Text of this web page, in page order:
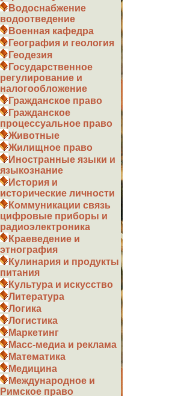
Водоснабжение
водоотведение
Военная кафедра
География и геология
Геодезия
Государственное
регулирование и
налогообложение
Гражданское право
Гражданское
процессуальное право
Животные
Жилищное право
Иностранные языки и
языкознание
История и
исторические личности
Коммуникации связь
цифровые приборы и
радиоэлектроника
Краеведение и
этнография
Кулинария и продукты
питания
Культура и искусство
Литература
Логика
Логистика
Маркетинг
Масс-медиа и реклама
Математика
Медицина
Международное и
Римское право